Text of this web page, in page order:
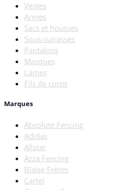
Vestes
Armes
Sacs et housses
Sous-cuirasses
Pantalons
Masques
Lames
Fils de corps
Marques
Absolute Fencing
Adidas
Allstar
Azza Fencing
Blaise Frères
Cartel